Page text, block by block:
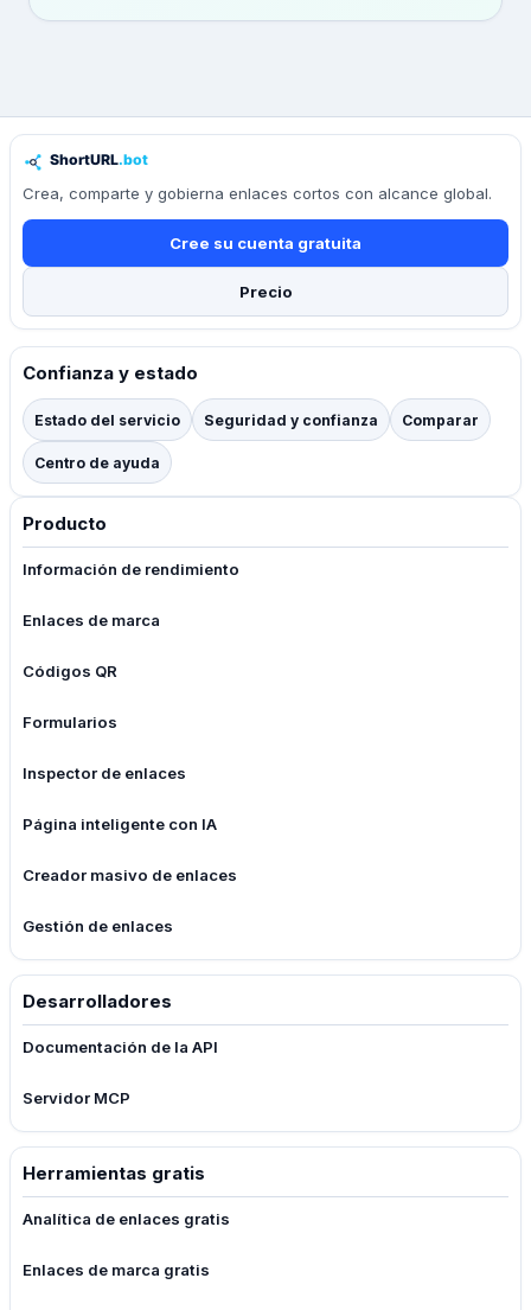
Crea, comparte y gobierna enlaces cortos con alcance global.
Cree su cuenta gratuita
Precio
Confianza y estado
Estado del servicio Seguridad y confianza Comparar
Centro de ayuda
Producto
Información de rendimiento
Enlaces de marca
Códigos QR
Formularios
Inspector de enlaces
Página inteligente con IA
Creador masivo de enlaces
Gestión de enlaces
Desarrolladores
Documentación de la API
Servidor MCP
Herramientas gratis
Analítica de enlaces gratis
Enlaces de marca gratis